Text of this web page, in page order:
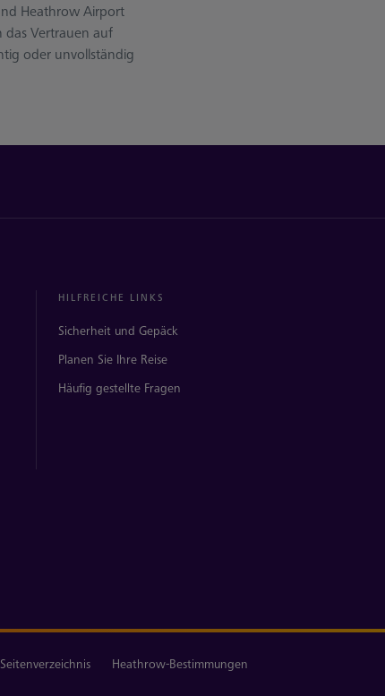
Heathrow Airport
das Vertrauen auf
oder unvollständig
HILFREICHE LINKS
Sicherheit und Gepäck
Planen Sie Ihre Reise
Häufig gestellte Fragen
Seitenverzeichnis Heathrow-Bestimmungen